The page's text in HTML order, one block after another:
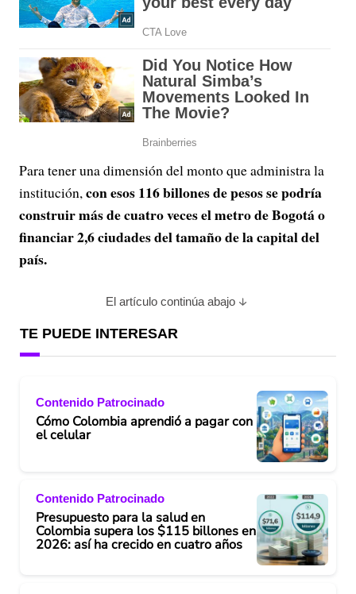
Para tener una dimensión del monto que administra la
institución,con esos 116 billones de pesos se podría
construir más de cuatro veces el metro de Bogotá o
financiar 2,6 ciudades del tamaño de la capital del
país.
El artículo continúa abajo
TE PUEDE INTERESAR
Contenido Patrocinado
Cómo Colombia aprendió a pagar con
el celular
Contenido Patrocinado
Presupuesto para la salud en
Colombia supera los $115 billones en
2026: así ha crecido en cuatro años